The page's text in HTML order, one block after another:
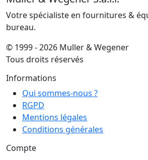
Votre spécialiste en fournitures &
bureau.
© 1999 - 2026 Muller & Wegener
Tous droits réservés
Informations
Qui sommes-nous ?
RGPD
Mentions légales
Conditions générales
Compte